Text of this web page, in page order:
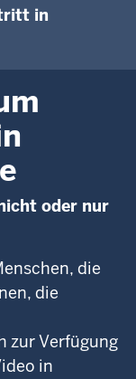
in
oder nur
die
die
zur Verfügung
in